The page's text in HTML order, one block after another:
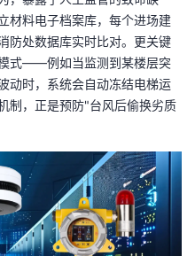
材料电子档案库，每个进场建
防处数据库实时比对。更关键
式——例如当监测到某楼层突
动时，系统会自动冻结电梯运
制，正是预防"台风后偷换劣质